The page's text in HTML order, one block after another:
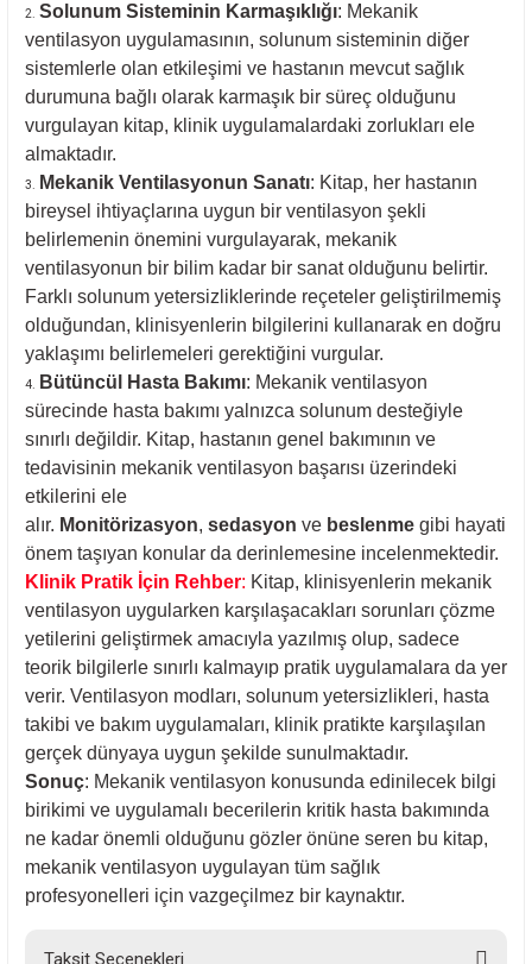
Solunum Sisteminin Karmaşıklığı: Mekanik
ventilasyon uygulamasının, solunum sisteminin diğer
sistemlerle olan etkileşimi ve hastanın mevcut sağlık
durumuna bağlı olarak karmaşık bir süreç olduğunu
vurgulayan kitap, klinik uygulamalardaki zorlukları ele
almaktadır.
Mekanik Ventilasyonun Sanatı: Kitap, her hastanın
bireysel ihtiyaçlarına uygun bir ventilasyon şekli
belirlemenin önemini vurgulayarak, mekanik
ventilasyonun bir bilim kadar bir sanat olduğunu belirtir.
Farklı solunum yetersizliklerinde reçeteler geliştirilmemiş
olduğundan, klinisyenlerin bilgilerini kullanarak en doğru
yaklaşımı belirlemeleri gerektiğini vurgular.
Bütüncül Hasta Bakımı: Mekanik ventilasyon
sürecinde hasta bakımı yalnızca solunum desteğiyle
sınırlı değildir. Kitap, hastanın genel bakımının ve
tedavisinin mekanik ventilasyon başarısı üzerindeki
etkilerini ele
alır. Monitörizasyon, sedasyon ve beslenme gibi hayati
önem taşıyan konular da derinlemesine incelenmektedir.
Klinik Pratik İçin Rehber: Kitap, klinisyenlerin mekanik
ventilasyon uygularken karşılaşacakları sorunları çözme
yetilerini geliştirmek amacıyla yazılmış olup, sadece
teorik bilgilerle sınırlı kalmayıp pratik uygulamalara da yer
verir. Ventilasyon modları, solunum yetersizlikleri, hasta
takibi ve bakım uygulamaları, klinik pratikte karşılaşılan
gerçek dünyaya uygun şekilde sunulmaktadır.
Sonuç: Mekanik ventilasyon konusunda edinilecek bilgi
birikimi ve uygulamalı becerilerin kritik hasta bakımında
ne kadar önemli olduğunu gözler önüne seren bu kitap,
mekanik ventilasyon uygulayan tüm sağlık
profesyonelleri için vazgeçilmez bir kaynaktır.
Taksit Seçenekleri